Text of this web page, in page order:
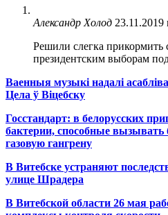
Александр Холод 23.11.2019
Решили слегка прикормить
президентским выборам
Ваенныя музыкі надалі
Цела ў Віцебску
Госстандарт: в белорусских
бактерии, способные вызывать
газовую гангрену
В Витебске устраняют
улице Шрадера
В Витебской области 26 мая